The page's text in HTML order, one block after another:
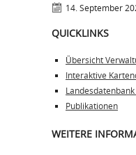
14. September
QUICKLINKS
Übersicht
Interaktive
Landesdatenbank
Publikationen
WEITERE